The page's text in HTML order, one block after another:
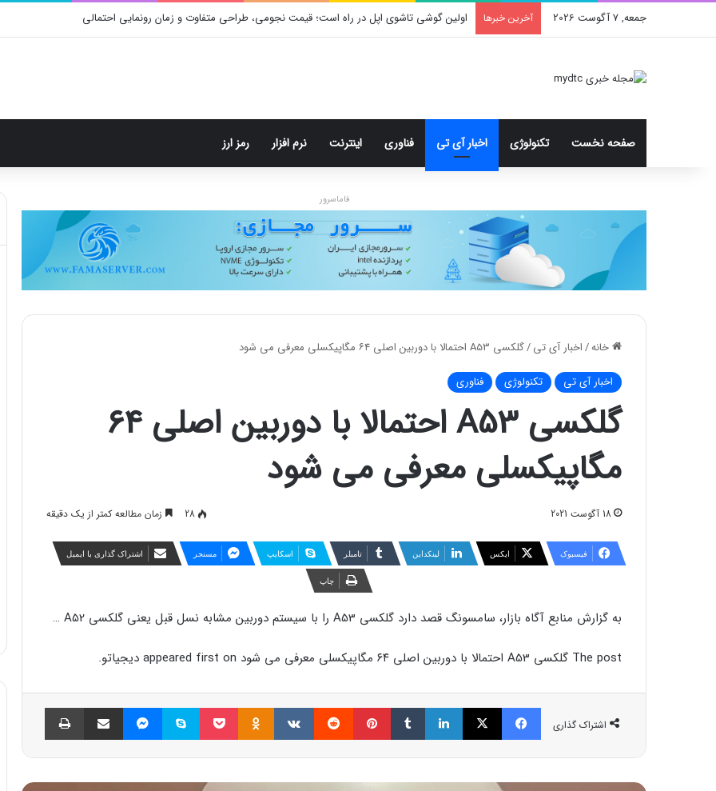
جمعه, 7 آگوست 2026 آخرین خبرها اولین گوشی تاشوی اپل در راه است؛ قیمت نجومی، طراحی متفاوت و زمان رونمایی احتمالی
صفحه نخست تکنولوژی اخبار آی تی فناوری اینترنت نرم افزار رمز ارز
فاماسرور
خانه/اخبار آی تی/گلکسی A53 احتمالا با دوربین اصلی ۶۴ مگاپیکسلی معرفی می شود
اخبار آی تی تکنولوژی فناوری
گلکسی A53 احتمالا با دوربین اصلی ۶۴
مگاپیکسلی معرفی می شود
18 آگوست 2021 28 زمان مطالعه کمتر از یک دقیقه
فیسبوک ایکس لینکداین تامبلر اسکایپ مسنجر اشتراک گذاری با ایمیل
چاپ
به گزارش منابع آگاه بازار، سامسونگ قصد دارد گلکسی A53 را با سیستم دوربین مشابه نسل قبل یعنی گلکسی A52 …
The post گلکسی A53 احتمالا با دوربین اصلی ۶۴ مگاپیکسلی معرفی می شود appeared first on دیجیاتو.
اشتراک گذاری
فیسبوک ایکس لینکداین تامبلر پینتریست Reddit
VKontakte
Odnoklassniki پاکت اسکایپ مسنجر اشتراک گذاری با ایمیل